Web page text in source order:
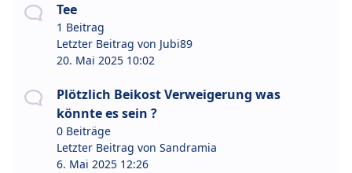
Tee
1 Beitrag
Letzter Beitrag von Jubi89
20. Mai 2025 10:02
Plötzlich Beikost Verweigerung was
könnte es sein ?
0 Beiträge
Letzter Beitrag von Sandramia
6. Mai 2025 12:26